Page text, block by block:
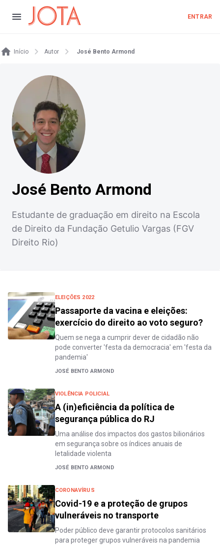
ENTRAR
Início Autor José Bento Armond
José Bento Armond
Estudante de graduação em direito na Escola
de Direito da Fundação Getulio Vargas (FGV
Direito Rio)
ELEIÇÕES 2022
Passaporte da vacina e eleições:
exercício do direito ao voto seguro?
Quem se nega a cumprir dever de cidadão não
pode converter 'festa da democracia' em 'festa da
pandemia'
JOSÉ BENTO ARMOND
VIOLÊNCIA POLICIAL
A (in)eficiência da política de
segurança pública do RJ
Uma análise dos impactos dos gastos bilionários
em segurança sobre os índices anuais de
letalidade violenta
JOSÉ BENTO ARMOND
CORONAVÍRUS
Covid-19 e a proteção de grupos
vulneráveis no transporte
Poder público deve garantir protocolos sanitários
para proteger grupos vulneráveis na pandemia